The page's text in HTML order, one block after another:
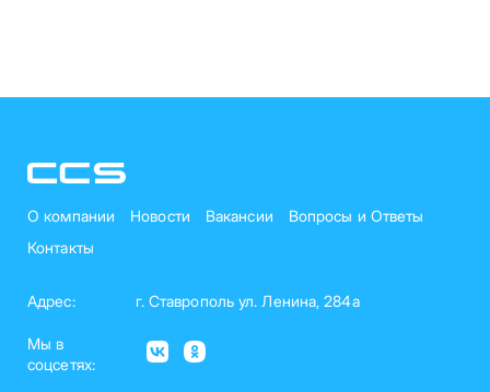
О компании Новости Вакансии
Вопросы и Ответы
Контакты
Адрес: г. Ставрополь ул. Ленина, 284а
Мы в
соцсетях: